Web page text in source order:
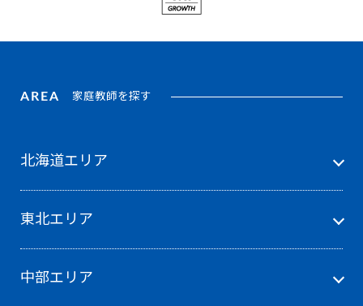
AREA 家庭教師を探す
北海道エリア
東北エリア
中部エリア